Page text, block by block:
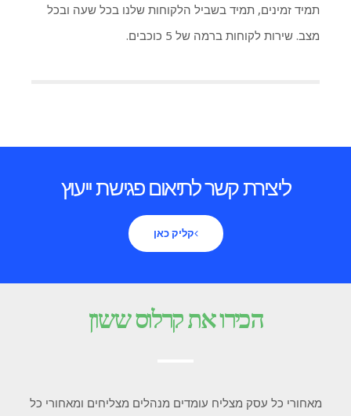
תמיד זמינים, תמיד בשביל הלקוחות שלנו בכל שעה ובכל
מצב. שירות לקוחות ברמה של 5 כוכבים.
ליצירת קשר לתיאום פגישת ייעוץ
קליק כאן
הכירו את קרלוס ששון
מאחורי כל עסק מצליח עומדים מנהלים מצליחים ומאחורי כל